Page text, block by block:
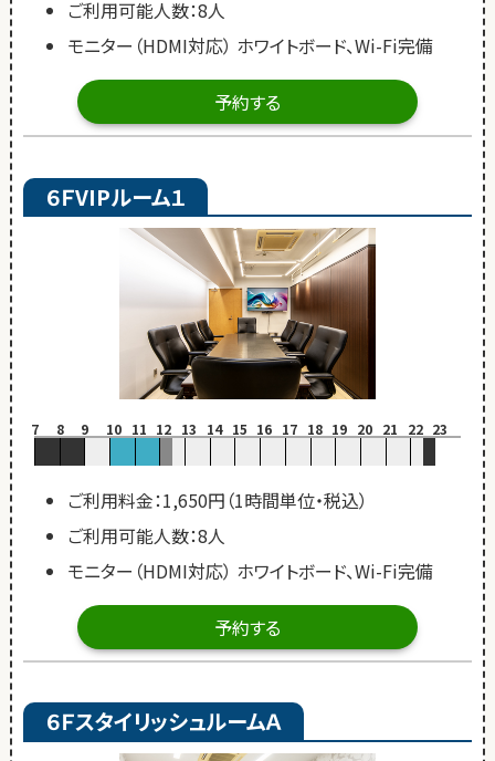
ご利用可能人数：8人
モニター（HDMI対応） ホワイトボード、Wi-Fi完備
予約する
６ＦVIPルーム１
7 8 9 10 11 12 13 14 15 16 17 18 19 20 21 22 23
ご利用料金：1,650円（1時間単位・税込）
ご利用可能人数：8人
モニター（HDMI対応） ホワイトボード、Wi-Fi完備
予約する
６ＦスタイリッシュルームＡ